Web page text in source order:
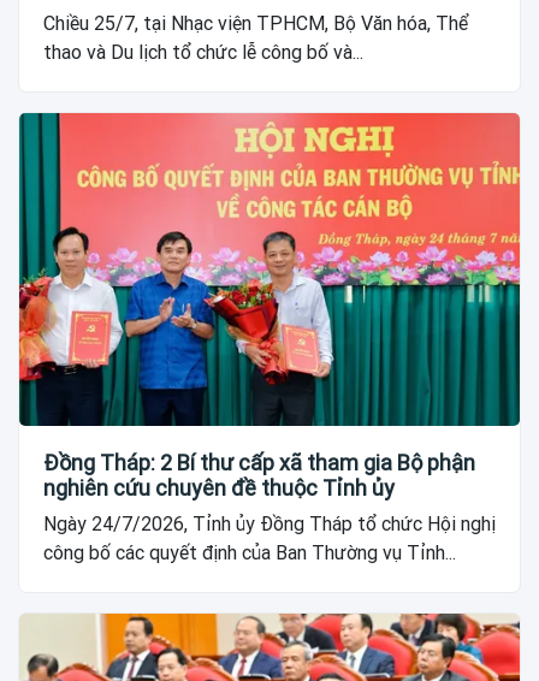
Chiều 25/7, tại Nhạc viện TPHCM, Bộ Văn hóa, Thể
thao và Du lịch tổ chức lễ công bố và...
Đồng Tháp: 2 Bí thư cấp xã tham gia Bộ phận
nghiên cứu chuyên đề thuộc Tỉnh ủy
Ngày 24/7/2026, Tỉnh ủy Đồng Tháp tổ chức Hội nghị
công bố các quyết định của Ban Thường vụ Tỉnh...